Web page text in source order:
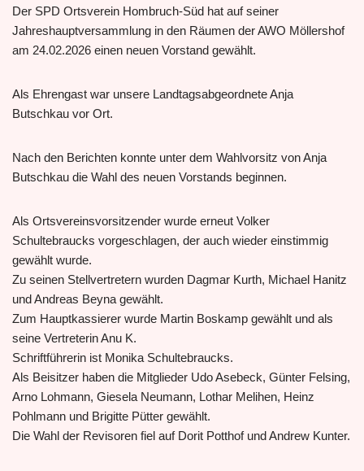
Der SPD Ortsverein Hombruch-Süd hat auf seiner
Jahreshauptversammlung in den Räumen der AWO Möllershof
am 24.02.2026 einen neuen Vorstand gewählt.
Als Ehrengast war unsere Landtagsabgeordnete Anja
Butschkau vor Ort.
Nach den Berichten konnte unter dem Wahlvorsitz von Anja
Butschkau die Wahl des neuen Vorstands beginnen.
Als Ortsvereinsvorsitzender wurde erneut Volker
Schultebraucks vorgeschlagen, der auch wieder einstimmig
gewählt wurde.
Zu seinen Stellvertretern wurden Dagmar Kurth, Michael Hanitz
und Andreas Beyna gewählt.
Zum Hauptkassierer wurde Martin Boskamp gewählt und als
seine Vertreterin Anu K.
Schriftführerin ist Monika Schultebraucks.
Als Beisitzer haben die Mitglieder Udo Asebeck, Günter Felsing,
Arno Lohmann, Giesela Neumann, Lothar Melihen, Heinz
Pohlmann und Brigitte Pütter gewählt.
Die Wahl der Revisoren fiel auf Dorit Potthof und Andrew Kunter.